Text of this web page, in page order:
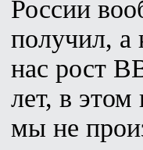
России
получил, а
нас рост
лет, в
мы не